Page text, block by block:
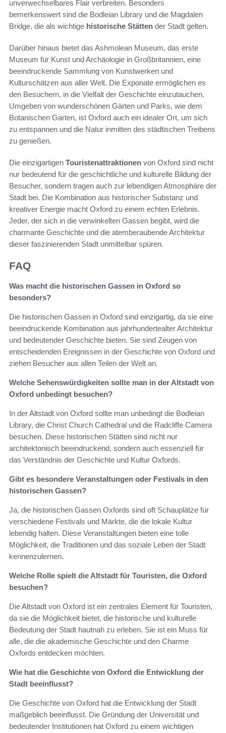
unverwechselbares Flair verbreiten. Besonders
bemerkenswert sind die Bodleian Library und die Magdalen
Bridge, die als wichtige historische Stätten der Stadt gelten.
Darüber hinaus bietet das Ashmolean Museum, das erste
Museum für Kunst und Archäologie in Großbritannien, eine
beeindruckende Sammlung von Kunstwerken und
Kulturschätzen aus aller Welt. Die Exponate ermöglichen es
den Besuchern, in die Vielfalt der Geschichte einzutauchen.
Umgeben von wunderschönen Gärten und Parks, wie dem
Botanischen Garten, ist Oxford auch ein idealer Ort, um sich
zu entspannen und die Natur inmitten des städtischen Treibens
zu genießen.
Die einzigartigen Touristenattraktionen von Oxford sind nicht
nur bedeutend für die geschichtliche und kulturelle Bildung der
Besucher, sondern tragen auch zur lebendigen Atmosphäre der
Stadt bei. Die Kombination aus historischer Substanz und
kreativer Energie macht Oxford zu einem echten Erlebnis.
Jeder, der sich in die verwinkelten Gassen begibt, wird die
charmante Geschichte und die atemberaubende Architektur
dieser faszinierenden Stadt unmittelbar spüren.
FAQ
Was macht die historischen Gassen in Oxford so
besonders?
Die historischen Gassen in Oxford sind einzigartig, da sie eine
beeindruckende Kombination aus jahrhundertealter Architektur
und bedeutender Geschichte bieten. Sie sind Zeugen von
entscheidenden Ereignissen in der Geschichte von Oxford und
ziehen Besucher aus allen Teilen der Welt an.
Welche Sehenswürdigkeiten sollte man in der Altstadt von
Oxford unbedingt besuchen?
In der Altstadt von Oxford sollte man unbedingt die Bodleian
Library, die Christ Church Cathedral und die Radcliffe Camera
besuchen. Diese historischen Stätten sind nicht nur
architektonisch beeindruckend, sondern auch essenziell für
das Verständnis der Geschichte und Kultur Oxfords.
Gibt es besondere Veranstaltungen oder Festivals in den
historischen Gassen?
Ja, die historischen Gassen Oxfords sind oft Schauplätze für
verschiedene Festivals und Märkte, die die lokale Kultur
lebendig halten. Diese Veranstaltungen bieten eine tolle
Möglichkeit, die Traditionen und das soziale Leben der Stadt
kennenzulernen.
Welche Rolle spielt die Altstadt für Touristen, die Oxford
besuchen?
Die Altstadt von Oxford ist ein zentrales Element für Touristen,
da sie die Möglichkeit bietet, die historische und kulturelle
Bedeutung der Stadt hautnah zu erleben. Sie ist ein Muss für
alle, die die akademische Geschichte und den Charme
Oxfords entdecken möchten.
Wie hat die Geschichte von Oxford die Entwicklung der
Stadt beeinflusst?
Die Geschichte von Oxford hat die Entwicklung der Stadt
maßgeblich beeinflusst. Die Gründung der Universität und
bedeutender Institutionen hat Oxford zu einem wichtigen